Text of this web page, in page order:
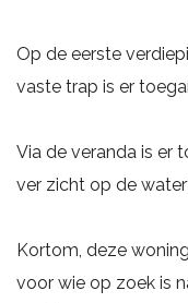
Op de eerste
vaste trap is er
Via de veranda is er
ver zicht op de
Kortom, deze
voor wie op zoek is